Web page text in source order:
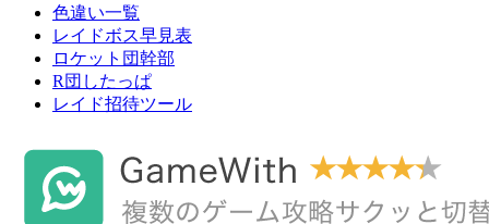
色違い一覧
レイドボス早見表
ロケット団幹部
R団したっぱ
レイド招待ツール